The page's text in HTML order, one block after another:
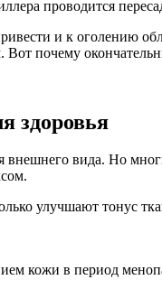
проводится
и к оголению
почему
здоровья
вида. Но
улучшают тонус
кожи в период